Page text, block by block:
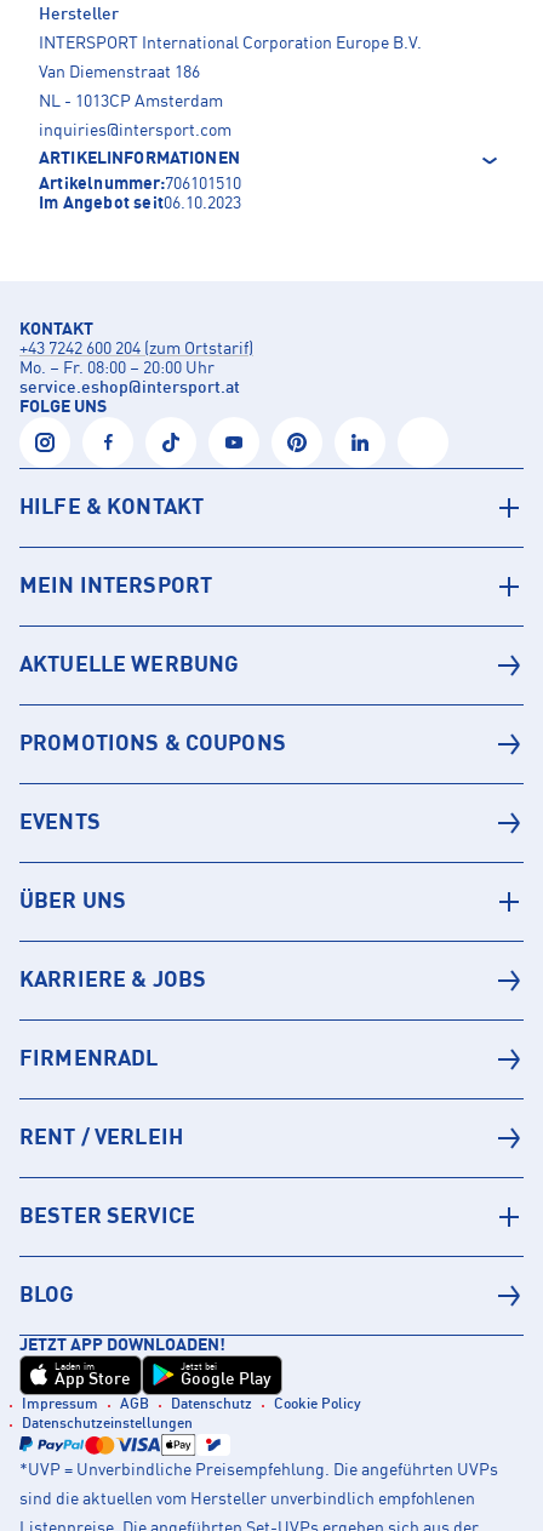
Hersteller
INTERSPORT International Corporation Europe B.V.
Van Diemenstraat 186
NL - 1013CP Amsterdam
inquiries@intersport.com
ARTIKELINFORMATIONEN
Artikelnummer:706101510
Im Angebot seit06.10.2023
KONTAKT
+43 7242 600 204 (zum Ortstarif)
Mo. – Fr. 08:00 – 20:00 Uhr
service.eshop@intersport.at
FOLGE UNS
HILFE & KONTAKT
MEIN INTERSPORT
AKTUELLE WERBUNG
PROMOTIONS & COUPONS
EVENTS
ÜBER UNS
KARRIERE & JOBS
FIRMENRADL
RENT / VERLEIH
BESTER SERVICE
BLOG
JETZT APP DOWNLOADEN!
Laden im
App Store
Jetzt bei
Google Play
Impressum AGB Datenschutz
Cookie Policy
Datenschutzeinstellungen
*UVP = Unverbindliche Preisempfehlung. Die angeführten UVPs
sind die aktuellen vom Hersteller unverbindlich empfohlenen